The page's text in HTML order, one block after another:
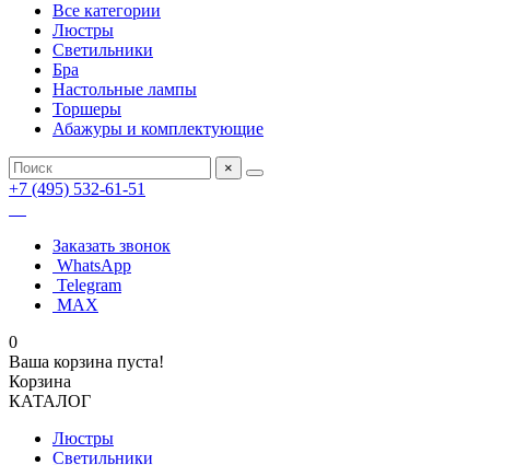
Все категории
Люстры
Светильники
Бра
Настольные лампы
Торшеры
Абажуры и комплектующие
×
+7 (495) 532-61-51
Заказать звонок
WhatsApp
Telegram
MAX
0
Ваша корзина пуста!
Корзина
КАТАЛОГ
Люстры
Светильники